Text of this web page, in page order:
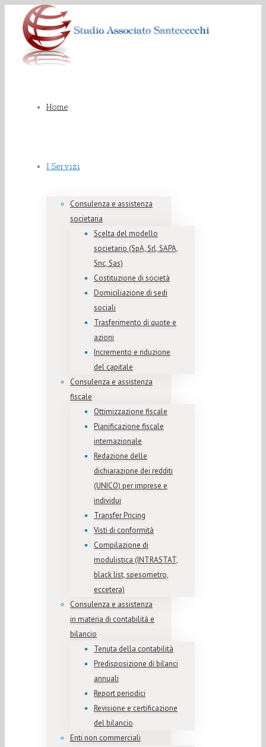
Home
I Servizi
Consulenza e assistenza
societaria
Scelta del modello
societario (SpA, Srl, SAPA,
Snc, Sas)
Costituzione di società
Domiciliazione di sedi
sociali
Trasferimento di quote e
azioni
Incremento e riduzione
del capitale
Consulenza e assistenza
fiscale
Ottimizzazione fiscale
Pianificazione fiscale
internazionale
Redazione delle
dichiarazione dei redditi
(UNICO) per imprese e
individui
Transfer Pricing
Visti di conformità
Compilazione di
modulistica (INTRASTAT,
black list, spesometro,
eccetera)
Consulenza e assistenza
in materia di contabilità e
bilancio
Tenuta della contabilità
Predisposizione di bilanci
annuali
Report periodici
Revisione e certificazione
del bilancio
Enti non commerciali